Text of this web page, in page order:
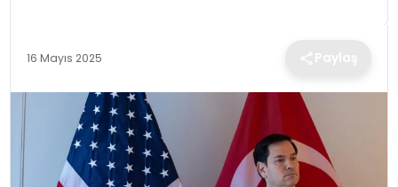
TEKNOLOJI
EĞITIM
16 Mayıs 2025